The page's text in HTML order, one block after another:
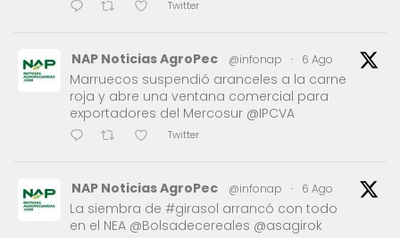
Twitter
NAP Noticias AgroPec @infonap · 6 Ago
Marruecos suspendió aranceles a la carne
roja y abre una ventana comercial para
exportadores del Mercosur @IPCVA
Twitter
NAP Noticias AgroPec @infonap · 6 Ago
La siembra de #girasol arrancó con todo
en el NEA @Bolsadecereales @asagirok